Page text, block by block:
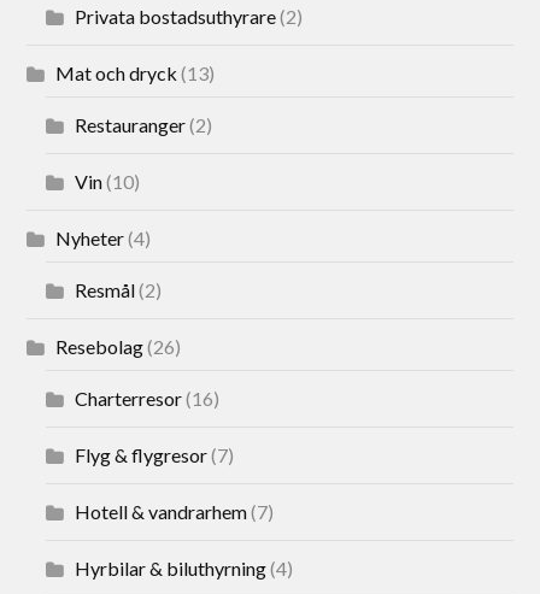
Privata bostadsuthyrare(2)
Mat och dryck (13)
Restauranger(2)
Vin(10)
Nyheter(4)
Resmål(2)
Resebolag(26)
Charterresor(16)
Flyg & flygresor(7)
Hotell & vandrarhem(7)
Hyrbilar & biluthyrning(4)